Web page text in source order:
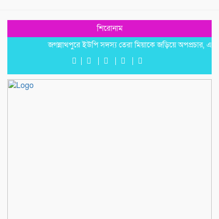
শিরোনাম
জগন্নাথপুরে ইউপি সদস্য তেরা মিয়াকে জড়িয়ে অপপ্রচার,